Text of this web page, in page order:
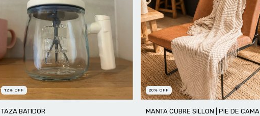
12 % OFF
TAZA BATIDOR
20 % OFF
MANTA CUBRE SILLON | PIE DE CAMA